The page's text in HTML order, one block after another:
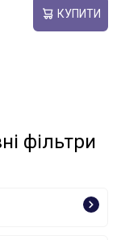
КУПИТИ
фільтри